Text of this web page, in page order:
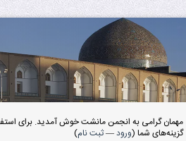
مهمان گرامی به انجمن مانشت خوش آمدید. برای
گزینه‌های شما (ورود—ثبت نام)